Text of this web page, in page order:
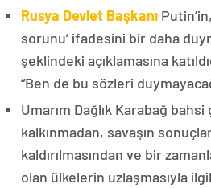
Rusya Devlet Başkanı
sorunu’ ifadesini bir daha
şeklindeki açıklamasına
“Ben de bu sözleri
Umarım Dağlık Karabağ
kalkınmadan, savaşın
kaldırılmasından ve bir
olan ülkelerin uzlaşmasıyla